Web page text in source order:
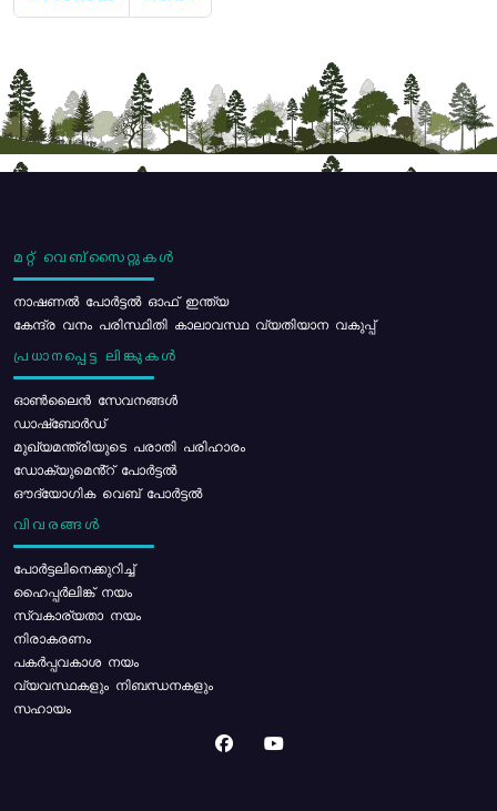
മറ്റ് വെബ്സൈറ്റുകൾ
നാഷണൽ പോർട്ടൽ ഓഫ് ഇന്ത്യ
കേന്ദ്ര വനം പരിസ്ഥിതി കാലാവസ്ഥ വ്യതിയാന വകുപ്പ്
പ്രധാനപ്പെട്ട ലിങ്കുകൾ
ഓൺലൈൻ സേവനങ്ങൾ
ഡാഷ്ബോർഡ്
മുഖ്യമന്ത്രിയുടെ പരാതി പരിഹാരം
ഡോക്യുമെൻ്റ് പോർട്ടൽ
ഔദ്യോഗിക വെബ് പോർട്ടൽ
വിവരങ്ങൾ
പോര്‍ട്ടലിനെക്കുറിച്ച്
ഹൈപ്പർലിങ്ക് നയം
സ്വകാര്യതാ നയം
നിരാകരണം
പകർപ്പവകാശ നയം
വ്യവസ്ഥകളും നിബന്ധനകളും
സഹായം